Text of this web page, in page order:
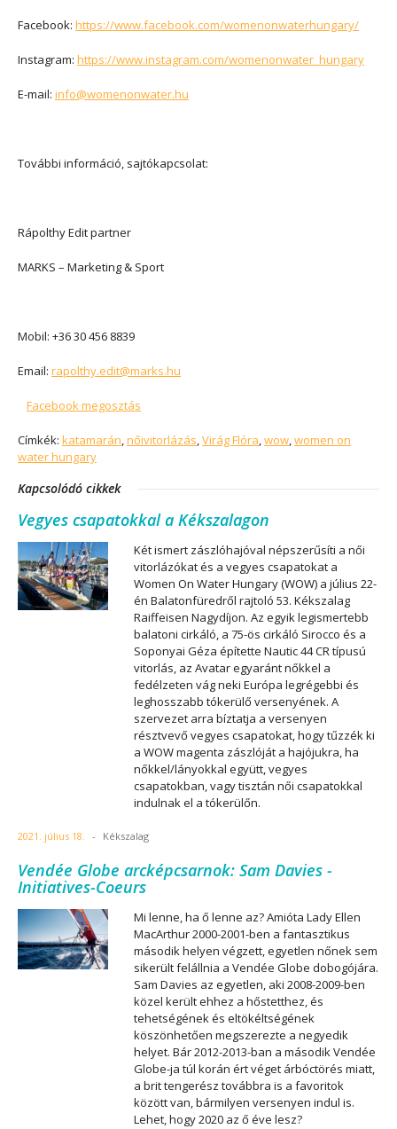
Facebook: https://www.facebook.com/womenonwaterhungary/
Instagram: https://www.instagram.com/womenonwater_hungary
E-mail: info@womenonwater.hu
További információ, sajtókapcsolat:
Rápolthy Edit partner
MARKS – Marketing & Sport
Mobil: +36 30 456 8839
Email: rapolthy.edit@marks.hu
Facebook megosztás
Címkék: katamarán,nőivitorlázás,Virág Flóra,wow,women on
water hungary
Kapcsolódó cikkek
Vegyes csapatokkal a Kékszalagon
Két ismert zászlóhajóval népszerűsíti a női
vitorlázókat és a vegyes csapatokat a
Women On Water Hungary (WOW) a július 22-
én Balatonfüredről rajtoló 53. Kékszalag
Raiffeisen Nagydíjon. Az egyik legismertebb
balatoni cirkáló, a 75-ös cirkáló Sirocco és a
Soponyai Géza építette Nautic 44 CR típusú
vitorlás, az Avatar egyaránt nőkkel a
fedélzeten vág neki Európa legrégebbi és
leghosszabb tókerülő versenyének. A
szervezet arra bíztatja a versenyen
résztvevő vegyes csapatokat, hogy tűzzék ki
a WOW magenta zászlóját a hajójukra, ha
nőkkel/lányokkal együtt, vegyes
csapatokban, vagy tisztán női csapatokkal
indulnak el a tókerülőn.
2021. július 18. - Kékszalag
Vendée Globe arcképcsarnok: Sam Davies -
Initiatives-Coeurs
Mi lenne, ha ő lenne az? Amióta Lady Ellen
MacArthur 2000-2001-ben a fantasztikus
második helyen végzett, egyetlen nőnek sem
sikerült felállnia a Vendée Globe dobogójára.
Sam Davies az egyetlen, aki 2008-2009-ben
közel került ehhez a hőstetthez, és
tehetségének és eltökéltségének
köszönhetően megszerezte a negyedik
helyet. Bár 2012-2013-ban a második Vendée
Globe-ja túl korán ért véget árbóctörés miatt,
a brit tengerész továbbra is a favoritok
között van, bármilyen versenyen indul is.
Lehet, hogy 2020 az ő éve lesz?